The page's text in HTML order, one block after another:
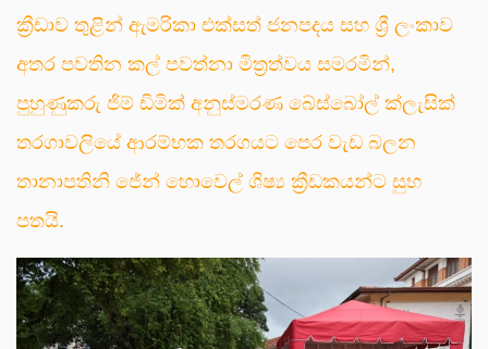
ක්‍රීඩාව තුළින් ඇමරිකා එක්සත් ජනපදය සහ ශ්‍රී ලංකාව
අතර පවතින කල් පවත්නා මිත්‍රත්වය සමරමින්,
පුහුණුකරු ජිම් ඩිමික් අනුස්මරණ බේස්බෝල් ක්ලැසික්
තරගාවලියේ ආරම්භක තරගයට පෙර වැඩ බලන
තානාපතිනි ජේන් හොවෙල් ශිෂ්‍ය ක්‍රීඩකයන්ට සුභ
පතයි.